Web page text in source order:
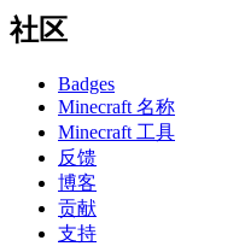
社区
Badges
Minecraft 名称
Minecraft 工具
反馈
博客
贡献
支持